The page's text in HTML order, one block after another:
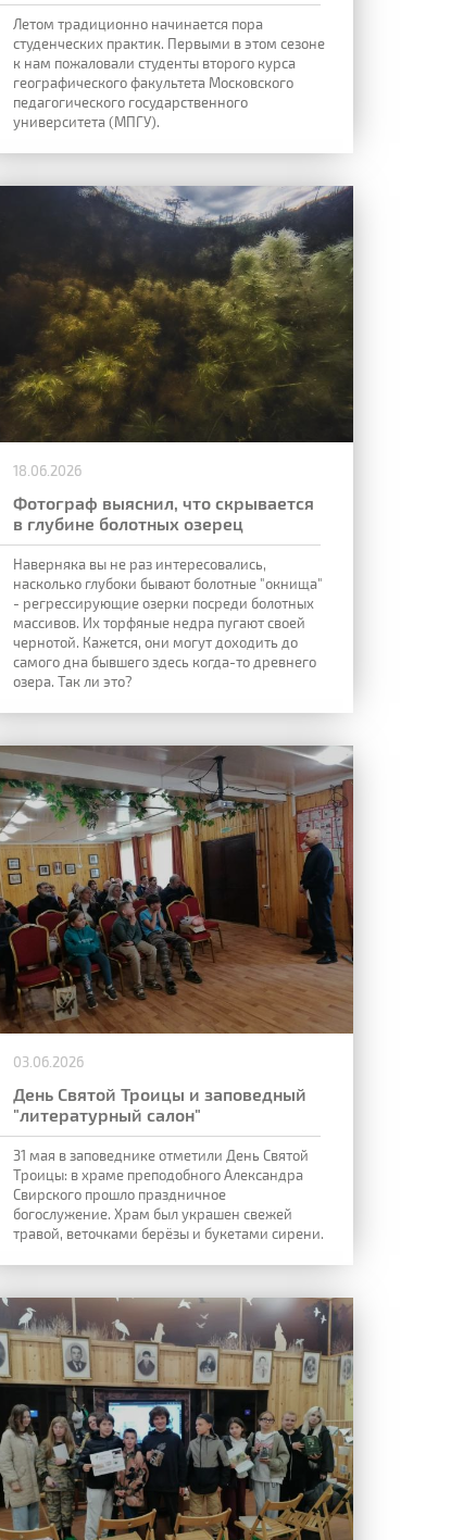
Летом традиционно начинается пора
студенческих практик. Первыми в этом сезоне
к нам пожаловали студенты второго курса
географического факультета Московского
педагогического государственного
университета (МПГУ).
18.06.2026
Фотограф выяснил, что скрывается
в глубине болотных озерец
Наверняка вы не раз интересовались,
насколько глубоки бывают болотные "окнища"
- регрессирующие озерки посреди болотных
массивов. Их торфяные недра пугают своей
чернотой. Кажется, они могут доходить до
самого дна бывшего здесь когда-то древнего
озера. Так ли это?
03.06.2026
День Святой Троицы и заповедный
"литературный салон"
31 мая в заповеднике отметили День Святой
Троицы: в храме преподобного Александра
Свирского прошло праздничное
богослужение. Храм был украшен свежей
травой, веточками берёзы и букетами сирени.